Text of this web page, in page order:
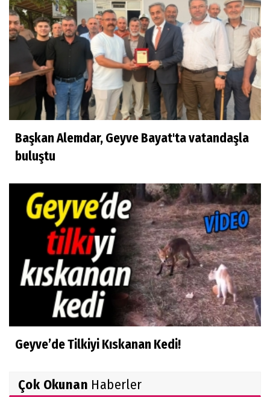
Başkan Alemdar, Geyve Bayat'ta vatandaşla
buluştu
Geyve’de Tilkiyi Kıskanan Kedi!
Çok Okunan Haberler